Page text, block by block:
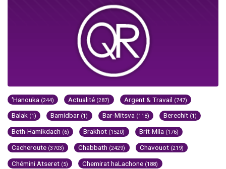
'Hanouka (244) Actualité (287) Argent & Travail (747)
Balak (1) Bamidbar (1) Bar-Mitsva (118) Berechit (1)
Beth-Hamikdach (6) Brakhot (1520) Brit-Mila (176)
Cacheroute (3703) Chabbath (2429) Chavouot (219)
Chémini Atseret (5) Chemirat haLachone (188)